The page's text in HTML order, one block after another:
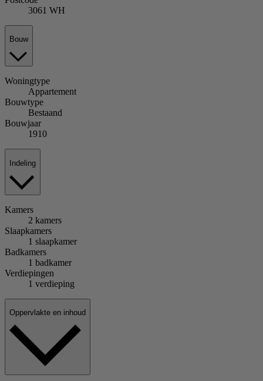
3061 WH
Bouw
Woningtype
Appartement
Bouwtype
Bestaand
Bouwjaar
1910
Indeling
Kamers
2 kamers
Slaapkamers
1 slaapkamer
Badkamers
1 badkamer
Verdiepingen
1 verdieping
Oppervlakte en inhoud